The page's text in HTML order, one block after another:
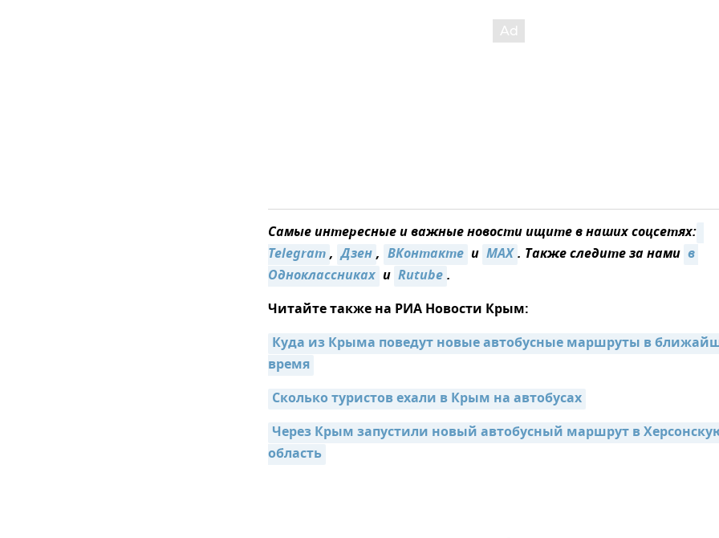
Самые интересные и важные новости ищите в наших соцсетях:
Telegram, Дзен, ВКонтакте и MAX. Также следите за нами в
Одноклассниках и Rutube.
Читайте также на РИА Новости Крым:
Куда из Крыма поведут новые автобусные маршруты в
время
Сколько туристов ехали в Крым на автобусах
Через Крым запустили новый автобусный маршрут в
область